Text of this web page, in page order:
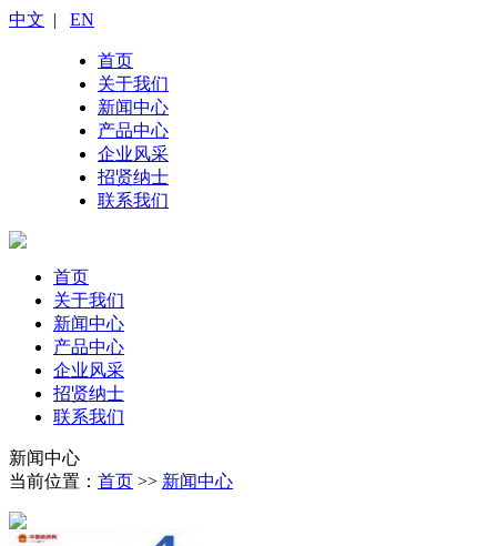
中文 | EN
首页
关于我们
新闻中心
产品中心
企业风采
招贤纳士
联系我们
首页
关于我们
新闻中心
产品中心
企业风采
招贤纳士
联系我们
新闻中心
当前位置： 首页 >> 新闻中心